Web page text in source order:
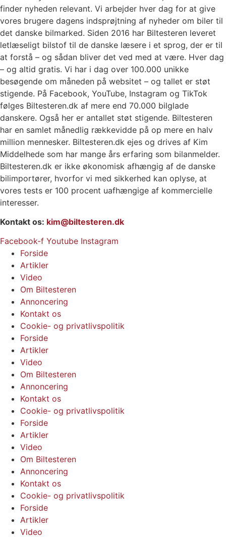
finder nyheden relevant. Vi arbejder hver dag for at give
vores brugere dagens indsprøjtning af nyheder om biler til
det danske bilmarked. Siden 2016 har Biltesteren leveret
letlæseligt bilstof til de danske læsere i et sprog, der er til
at forstå – og sådan bliver det ved med at være. Hver dag
– og altid gratis. Vi har i dag over 100.000 unikke
besøgende om måneden på websitet – og tallet er støt
stigende. På Facebook, YouTube, Instagram og TikTok
følges Biltesteren.dk af mere end 70.000 bilglade
danskere. Også her er antallet støt stigende. Biltesteren
har en samlet månedlig rækkevidde på op mere en halv
million mennesker. Biltesteren.dk ejes og drives af Kim
Middelhede som har mange års erfaring som bilanmelder.
Biltesteren.dk er ikke økonomisk afhængig af de danske
bilimportører, hvorfor vi med sikkerhed kan oplyse, at
vores tests er 100 procent uafhængige af kommercielle
interesser.
Kontakt os: kim@biltesteren.dk
Facebook-f Youtube Instagram
Forside
Artikler
Video
Om Biltesteren
Annoncering
Kontakt os
Cookie- og privatlivspolitik
Forside
Artikler
Video
Om Biltesteren
Annoncering
Kontakt os
Cookie- og privatlivspolitik
Forside
Artikler
Video
Om Biltesteren
Annoncering
Kontakt os
Cookie- og privatlivspolitik
Forside
Artikler
Video